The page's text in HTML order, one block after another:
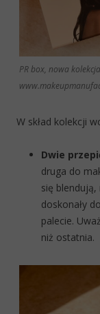
PR box, nowa
W skład kolekcji
Dwie
druga do
się
doskonały
palecie.
niż ostatnia.